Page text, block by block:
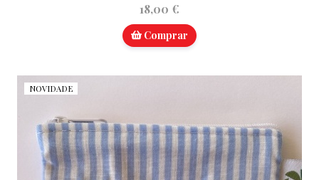
18,00 €
Comprar
NOVIDADE